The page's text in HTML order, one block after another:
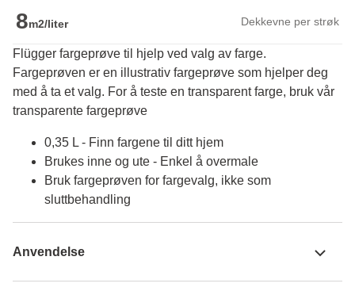
8m2/liter Dekkevne per strøk
Flügger fargeprøve til hjelp ved valg av farge.
Fargeprøven er en illustrativ fargeprøve som hjelper deg
med å ta et valg. For å teste en transparent farge, bruk vår
transparente fargeprøve
0,35 L - Finn fargene til ditt hjem
Brukes inne og ute - Enkel å overmale
Bruk fargeprøven for fargevalg, ikke som
sluttbehandling
Anvendelse